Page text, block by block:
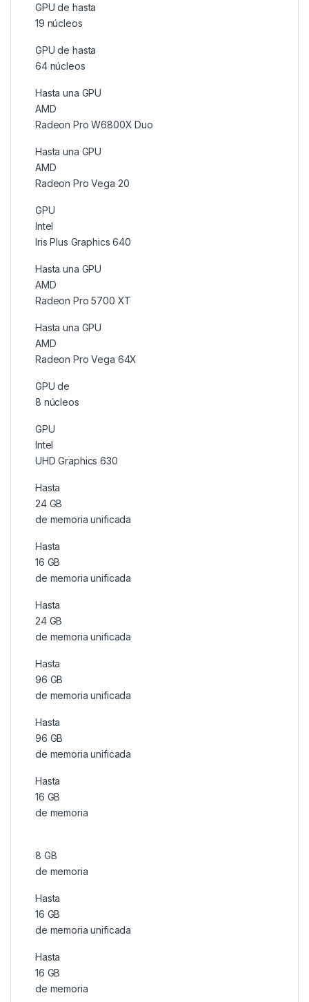
GPU de hasta
19 núcleos
GPU de hasta
64 núcleos
Hasta una GPU
AMD
Radeon Pro W6800X Duo
Hasta una GPU
AMD
Radeon Pro Vega 20
GPU
Intel
Iris Plus Graphics 640
Hasta una GPU
AMD
Radeon Pro 5700 XT
Hasta una GPU
AMD
Radeon Pro Vega 64X
GPU de
8 núcleos
GPU
Intel
UHD Graphics 630
Hasta
24 GB
de memoria unificada
Hasta
16 GB
de memoria unificada
Hasta
24 GB
de memoria unificada
Hasta
96 GB
de memoria unificada
Hasta
96 GB
de memoria unificada
Hasta
16 GB
de memoria
8 GB
de memoria
Hasta
16 GB
de memoria unificada
Hasta
16 GB
de memoria